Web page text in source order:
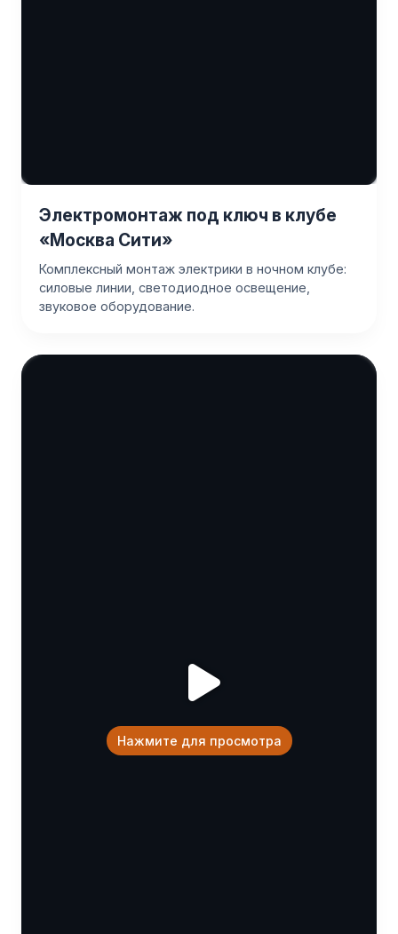
Электромонтаж под ключ в клубе
«Москва Сити»
Комплексный монтаж электрики в ночном клубе:
силовые линии, светодиодное освещение,
звуковое оборудование.
Нажмите для просмотра